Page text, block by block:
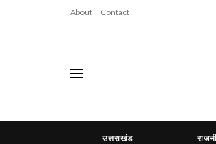
About Contact
उत्तराखंड